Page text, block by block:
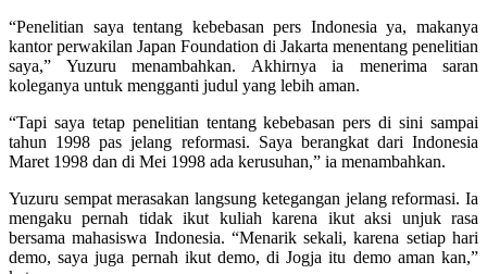
“Penelitian saya tentang kebebasan pers Indonesia ya, makanya
kantor perwakilan Japan Foundation di Jakarta menentang penelitian
saya,” Yuzuru menambahkan. Akhirnya ia menerima saran
koleganya untuk mengganti judul yang lebih aman.
“Tapi saya tetap penelitian tentang kebebasan pers di sini sampai
tahun 1998 pas jelang reformasi. Saya berangkat dari Indonesia
Maret 1998 dan di Mei 1998 ada kerusuhan,” ia menambahkan.
Yuzuru sempat merasakan langsung ketegangan jelang reformasi. Ia
mengaku pernah tidak ikut kuliah karena ikut aksi unjuk rasa
bersama mahasiswa Indonesia. “Menarik sekali, karena setiap hari
demo, saya juga pernah ikut demo, di Jogja itu demo aman kan,”